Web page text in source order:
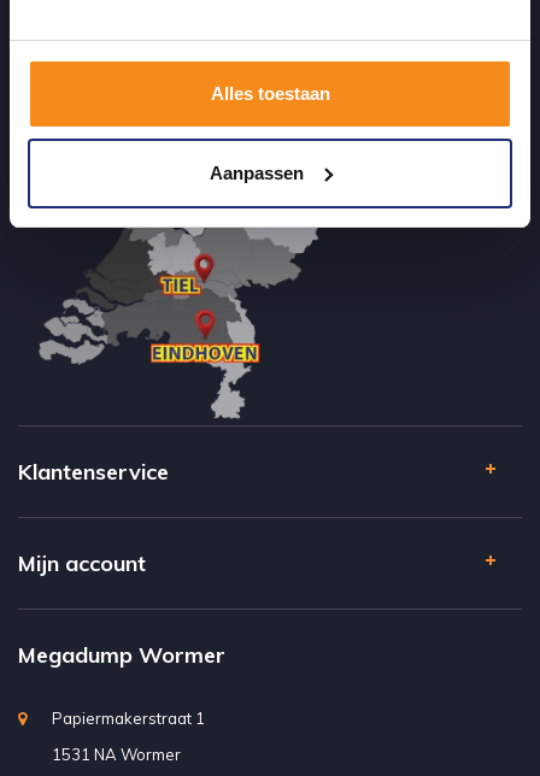
Alles toestaan
Aanpassen
Klantenservice
Mijn account
Megadump Wormer
Papiermakerstraat 1
1531 NA Wormer